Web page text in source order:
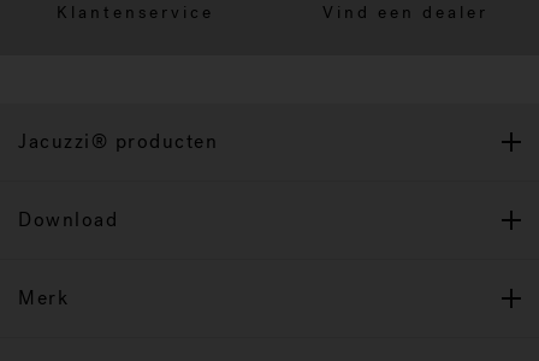
Klantenservice Vind een dealer
Jacuzzi® producten
Download
Merk